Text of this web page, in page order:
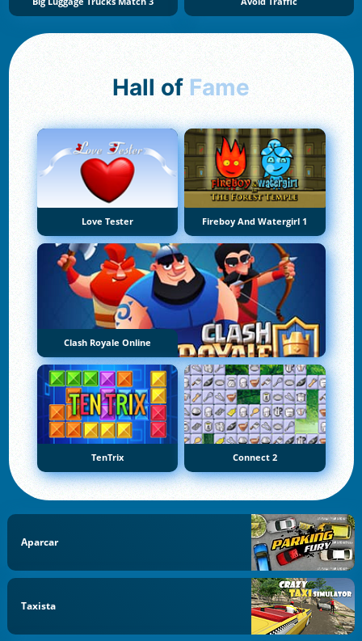
Hall of Fame
Love Tester Fireboy And Watergirl 1
Clash Royale Online
TenTrix Connect 2
Aparcar
Taxista